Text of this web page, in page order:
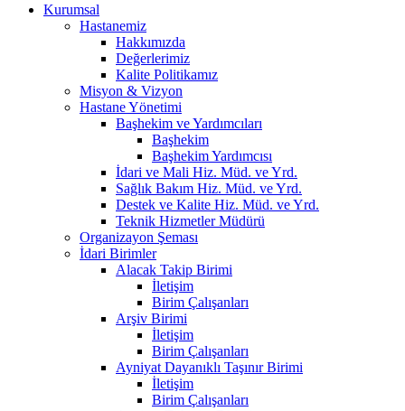
Kurumsal
Hastanemiz
Hakkımızda
Değerlerimiz
Kalite Politikamız
Misyon & Vizyon
Hastane Yönetimi
Başhekim ve Yardımcıları
Başhekim
Başhekim Yardımcısı
İdari ve Mali Hiz. Müd. ve Yrd.
Sağlık Bakım Hiz. Müd. ve Yrd.
Destek ve Kalite Hiz. Müd. ve Yrd.
Teknik Hizmetler Müdürü
Organizayon Şeması
İdari Birimler
Alacak Takip Birimi
İletişim
Birim Çalışanları
Arşiv Birimi
İletişim
Birim Çalışanları
Ayniyat Dayanıklı Taşınır Birimi
İletişim
Birim Çalışanları